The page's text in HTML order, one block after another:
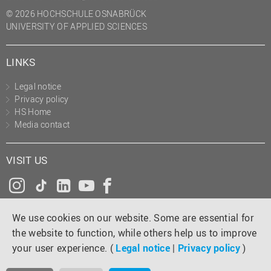
We use cookies on our website. Some are essential for
the website to function, while others help us to improve
your user experience. ( Legal notice | Privacy policy)
(PMO)
Prozessmanagement
Studierendensekretariat
Studium und Lehre
Transfer- und
Innovationsmanagement
© 2026 HOCHSCHULE OSNABRÜCK
UNIVERSITY OF APPLIED SCIENCES
LINKS
Legal notice
Privacy policy
HS Home
Media contact
VISIT US
Instagram
Tiktok
LinkedInYouTube